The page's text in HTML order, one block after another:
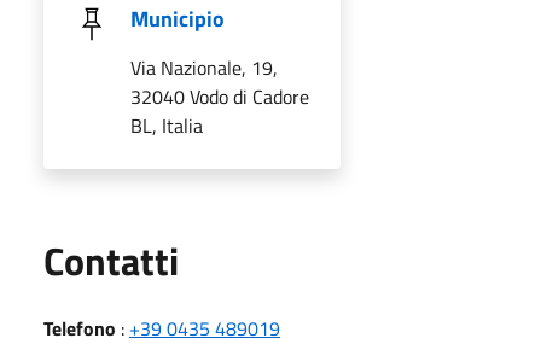
Municipio
Via Nazionale, 19,
32040 Vodo di Cadore
BL, Italia
Contatti
Telefono : +39 0435 489019